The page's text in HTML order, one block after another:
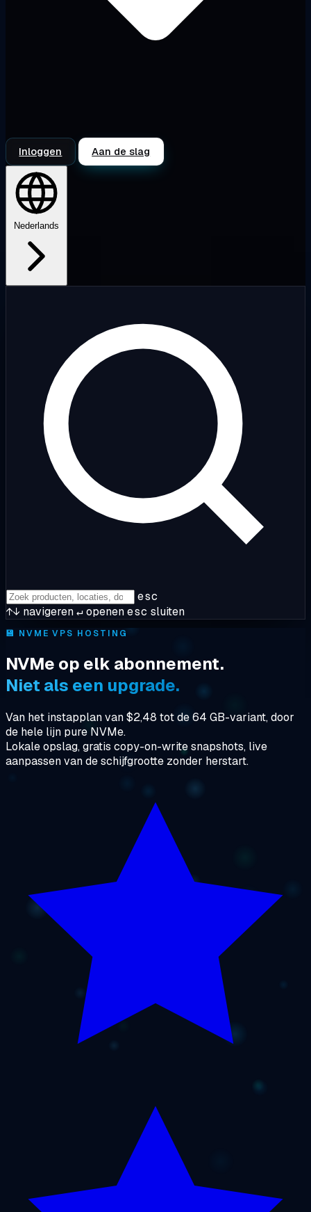
Inloggen Aan de slag
Nederlands
esc
↑↓ navigeren↵openenesc sluiten
💾 NVME VPS HOSTING
NVMe op elk abonnement.
Niet als een upgrade.
Van het instapplan van $2,48 tot de 64 GB-variant, door
de hele lijn pure NVMe.
Lokale opslag, gratis copy-on-write snapshots, live
aanpassen van de schijfgrootte zonder herstart.